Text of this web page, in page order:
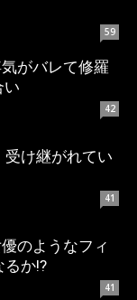
59
がバレて修羅
い
42
け継がれてい
41
のようなフィ
るか!?
41